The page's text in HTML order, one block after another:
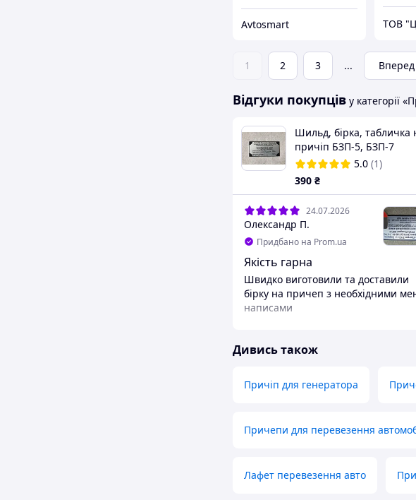
Avtosmart
1 2 3 ... Вперед
Відгуки покупців у категорії
Шильд, бірка, табличка
причіп БЗП-5, БЗП-7
5.0 (1)
390 ₴
24.07.2026
Олександр П.
Придбано на Prom.ua
Якість гарна
Швидко виготовили та доставили
бірку на причеп з необхідними
написами
Дивись також
Причіп для генератора
Причепи для перевезення
Лафет перевезення авто